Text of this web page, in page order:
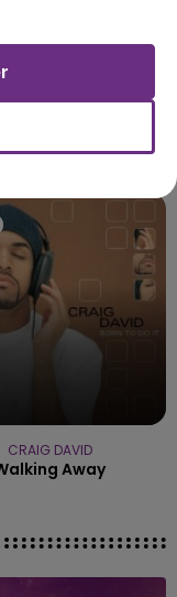
FEAT. CALVIN HARRIS
CRAIG DAVID
Away